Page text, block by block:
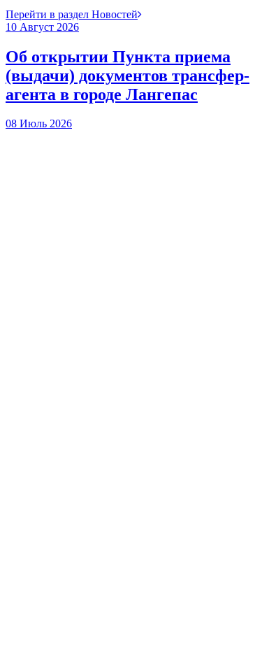
Перейти в раздел Новостей
10 Август 2026
Об открытии Пункта приема
(выдачи) документов трансфер-
агента в городе Лангепас
08 Июль 2026